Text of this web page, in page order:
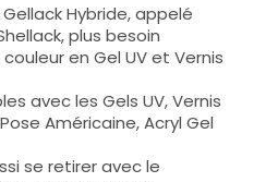
Hybride, appelé
plus besoin
en Gel UV et Vernis
avec les Gels UV, Vernis
Américaine, Acryl Gel
se retirer avec le